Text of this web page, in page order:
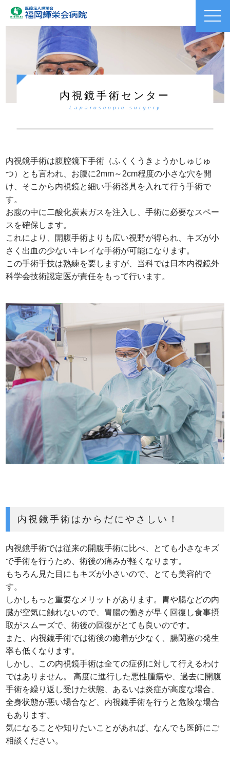
toggle
内視鏡手術センター
Laparoscopic surgery
内視鏡手術は腹腔鏡下手術（ふくくうきょうかしゅじゅ
つ）とも言われ、お腹に2mm～2cm程度の小さな穴を開
け、そこから内視鏡と細い手術器具を入れて行う手術で
す。
お腹の中に二酸化炭素ガスを注入し、手術に必要なスペー
スを確保します。
これにより、開腹手術よりも広い視野が得られ、キズが小
さく出血の少ないキレイな手術が可能になります。
この手術手技は熟練を要しますが、当科では日本内視鏡外
科学会技術認定医が責任をもって行います。
内視鏡手術はからだにやさしい！
内視鏡手術では従来の開腹手術に比べ、とても小さなキズ
で手術を行うため、術後の痛みが軽くなります。
もちろん見た目にもキズが小さいので、とても美容的で
す。
しかしもっと重要なメリットがあります。胃や腸などの内
臓が空気に触れないので、胃腸の働きが早く回復し食事摂
取がスムーズで、術後の回復がとても良いのです。
また、内視鏡手術では術後の癒着が少なく、腸閉塞の発生
率も低くなります。
しかし、この内視鏡手術は全ての症例に対して行えるわけ
ではありません。 高度に進行した悪性腫瘍や、過去に開腹
手術を繰り返し受けた状態、あるいは炎症が高度な場合、
全身状態が悪い場合など、内視鏡手術を行うと危険な場合
もあります。
気になることや知りたいことがあれば、なんでも医師にご
相談ください。